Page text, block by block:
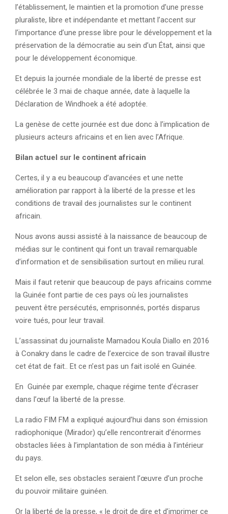
l’établissement, le maintien et la promotion d’une presse
pluraliste, libre et indépendante et mettant l’accent sur
l’importance d’une presse libre pour le développement et la
préservation de la démocratie au sein d’un État, ainsi que
pour le développement économique.
Et depuis la journée mondiale de la liberté de presse est
célébrée le 3 mai de chaque année, date à laquelle la
Déclaration de Windhoek a été adoptée.
La genèse de cette journée est due donc à l’implication de
plusieurs acteurs africains et en lien avec l’Afrique.
Bilan actuel sur le continent africain
Certes, il y a eu beaucoup d’avancées et une nette
amélioration par rapport à la liberté de la presse et les
conditions de travail des journalistes sur le continent
africain.
Nous avons aussi assisté à la naissance de beaucoup de
médias sur le continent qui font un travail remarquable
d’information et de sensibilisation surtout en milieu rural.
Mais il faut retenir que beaucoup de pays africains comme
la Guinée font partie de ces pays où les journalistes
peuvent être persécutés, emprisonnés, portés disparus
voire tués, pour leur travail.
L’assassinat du journaliste Mamadou Koula Diallo en 2016
à Conakry dans le cadre de l’exercice de son travail illustre
cet état de fait.. Et ce n’est pas un fait isolé en Guinée.
En Guinée par exemple, chaque régime tente d’écraser
dans l’œuf la liberté de la presse.
La radio FIM FM a expliqué aujourd’hui dans son émission
radiophonique (Mirador) qu’elle rencontrerait d’énormes
obstacles liées à l’implantation de son média à l’intérieur
du pays.
Et selon elle, ses obstacles seraient l’œuvre d’un proche
du pouvoir militaire guinéen.
Or la liberté de la presse, « le droit de dire et d’imprimer ce